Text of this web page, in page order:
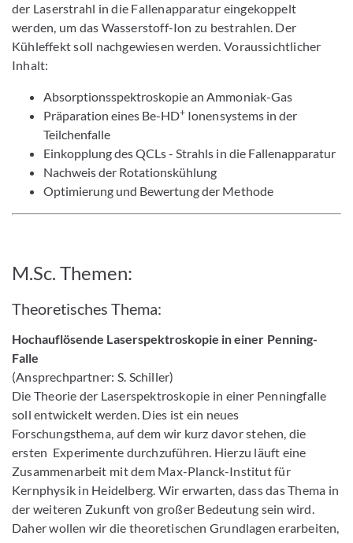
der Laserstrahl in die Fallenapparatur eingekoppelt
werden, um das Wasserstoff-Ion zu bestrahlen. Der
Kühleffekt soll nachgewiesen werden. Voraussichtlicher
Inhalt:
Absorptionsspektroskopie an Ammoniak-Gas
Präparation eines Be-HD+ Ionensystems in der
Teilchenfalle
Einkopplung des QCLs - Strahls in die Fallenapparatur
Nachweis der Rotationskühlung
Optimierung und Bewertung der Methode
M.Sc. Themen:
Theoretisches Thema:
Hochauflösende Laserspektroskopie in einer Penning-
Falle
(Ansprechpartner: S. Schiller)
Die Theorie der Laserspektroskopie in einer Penningfalle
soll entwickelt werden. Dies ist ein neues
Forschungsthema, auf dem wir kurz davor stehen, die
ersten Experimente durchzuführen. Hierzu läuft eine
Zusammenarbeit mit dem Max-Planck-Institut für
Kernphysik in Heidelberg. Wir erwarten, dass das Thema in
der weiteren Zukunft von großer Bedeutung sein wird.
Daher wollen wir die theoretischen Grundlagen erarbeiten,